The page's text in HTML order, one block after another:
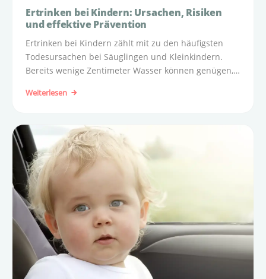
Ertrinken bei Kindern: Ursachen, Risiken
und effektive Prävention
Ertrinken bei Kindern zählt mit zu den häufigsten
Todesursachen bei Säuglingen und Kleinkindern.
Bereits wenige Zentimeter Wasser können genügen,
völlig lautlos.
Weiterlesen